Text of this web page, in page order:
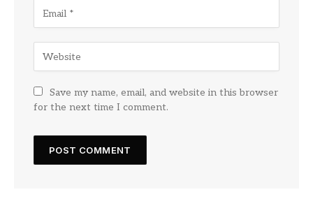
Save my name, email, and website in this browser
for the next time I comment.